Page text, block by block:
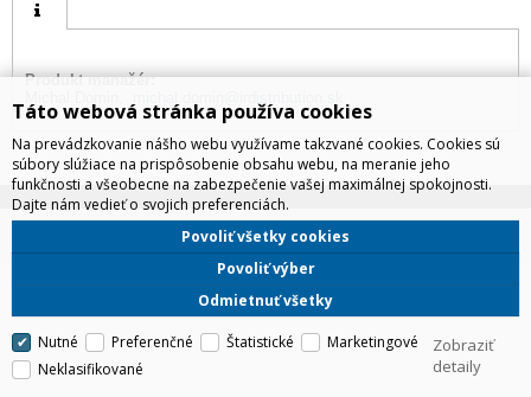
Produkt manažér:
IRD Eshop
Technické riešenie © 2026 CyberSoft s.r.o.
Táto webová stránka používa cookies
Na prevádzkovanie nášho webu využívame takzvané cookies. Cookies sú
súbory slúžiace na prispôsobenie obsahu webu, na meranie jeho
funkčnosti a všeobecne na zabezpečenie vašej maximálnej spokojnosti.
Dajte nám vedieť o svojich preferenciách.
Odmietnuť všetky
Povoliť výber
Povoliť všetky cookies
Nutné Preferenčné Štatistické
Marketingové
Neklasifikované
Zobraziť
detaily